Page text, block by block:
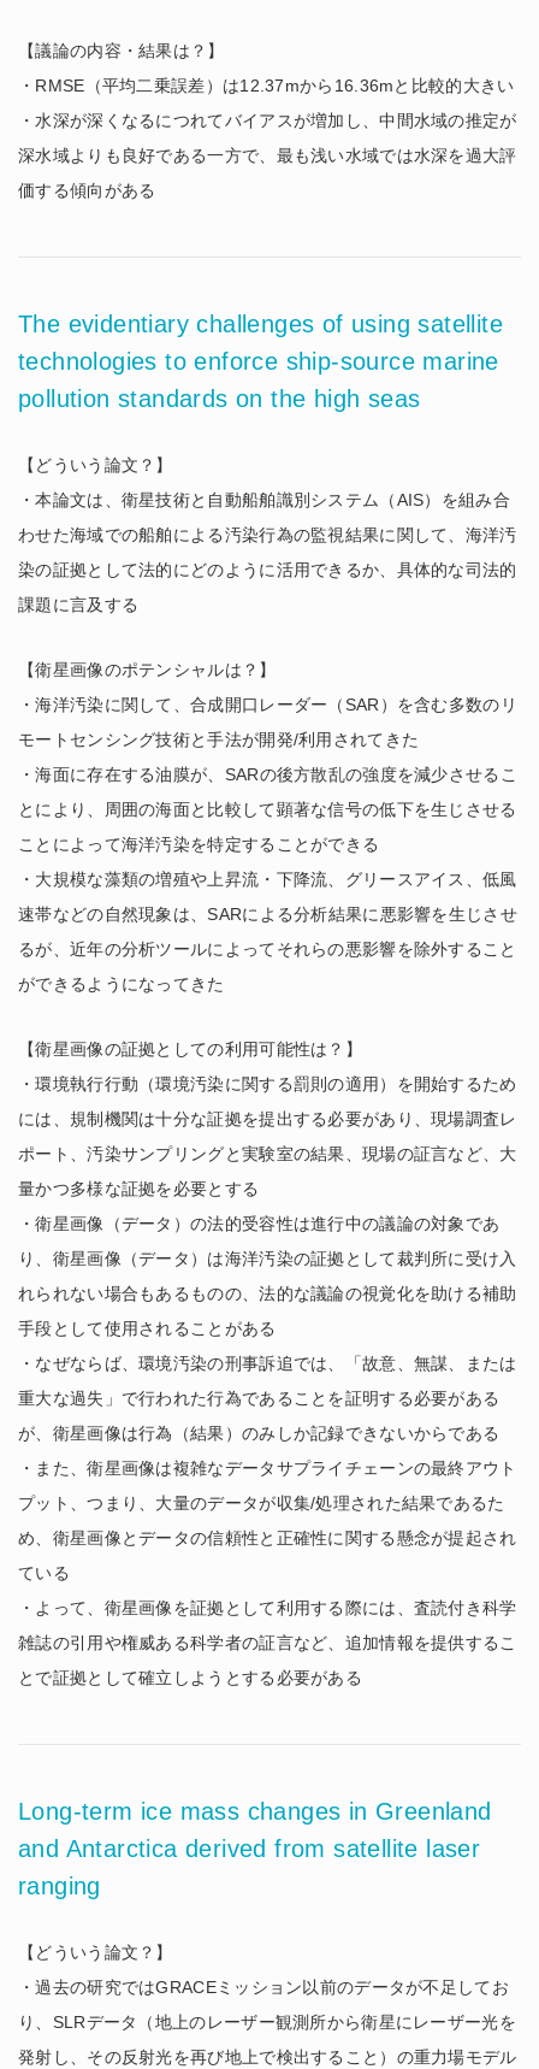
【議論の内容・結果は？】
・RMSE（平均二乗誤差）は12.37mから16.36mと比較的大きい
・水深が深くなるにつれてバイアスが増加し、中間水域の推定が
深水域よりも良好である一方で、最も浅い水域では水深を過大評
価する傾向がある
The evidentiary challenges of using satellite
technologies to enforce ship-source marine
pollution standards on the high seas
【どういう論文？】
・本論文は、衛星技術と自動船舶識別システム（AIS）を組み合
わせた海域での船舶による汚染行為の監視結果に関して、海洋汚
染の証拠として法的にどのように活用できるか、具体的な司法的
課題に言及する
【衛星画像のポテンシャルは？】
・海洋汚染に関して、合成開口レーダー（SAR）を含む多数のリ
モートセンシング技術と手法が開発/利用されてきた
・海面に存在する油膜が、SARの後方散乱の強度を減少させるこ
とにより、周囲の海面と比較して顕著な信号の低下を生じさせる
ことによって海洋汚染を特定することができる
・大規模な藻類の増殖や上昇流・下降流、グリースアイス、低風
速帯などの自然現象は、SARによる分析結果に悪影響を生じさせ
るが、近年の分析ツールによってそれらの悪影響を除外すること
ができるようになってきた
【衛星画像の証拠としての利用可能性は？】
・環境執行行動（環境汚染に関する罰則の適用）を開始するため
には、規制機関は十分な証拠を提出する必要があり、現場調査レ
ポート、汚染サンプリングと実験室の結果、現場の証言など、大
量かつ多様な証拠を必要とする
・衛星画像（データ）の法的受容性は進行中の議論の対象であ
り、衛星画像（データ）は海洋汚染の証拠として裁判所に受け入
れられない場合もあるものの、法的な議論の視覚化を助ける補助
手段として使用されることがある
・なぜならば、環境汚染の刑事訴追では、「故意、無謀、または
重大な過失」で行われた行為であることを証明する必要がある
が、衛星画像は行為（結果）のみしか記録できないからである
・また、衛星画像は複雑なデータサプライチェーンの最終アウト
プット、つまり、大量のデータが収集/処理された結果であるた
め、衛星画像とデータの信頼性と正確性に関する懸念が提起され
ている
・よって、衛星画像を証拠として利用する際には、査読付き科学
雑誌の引用や権威ある科学者の証言など、追加情報を提供するこ
とで証拠として確立しようとする必要がある
Long-term ice mass changes in Greenland
and Antarctica derived from satellite laser
ranging
【どういう論文？】
・過去の研究ではGRACEミッション以前のデータが不足してお
り、SLRデータ（地上のレーザー観測所から衛星にレーザー光を
発射し、その反射光を再び地上で検出すること）の重力場モデル